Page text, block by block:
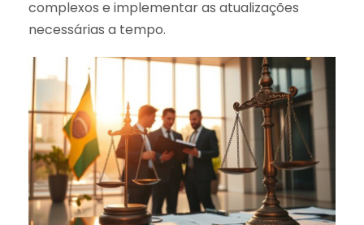
complexos e implementar as atualizações
necessárias a tempo.